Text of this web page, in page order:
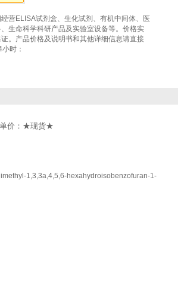
营ELISA试剂盒、生化试剂、有机中间体、医
生命科学科研产品及实验室设备等。价格实
。产品价格及说明书和其他详细信息请直接
时：
价：★现货★
1,3,3a,4,5,6-hexahydroisobenzofuran-1-